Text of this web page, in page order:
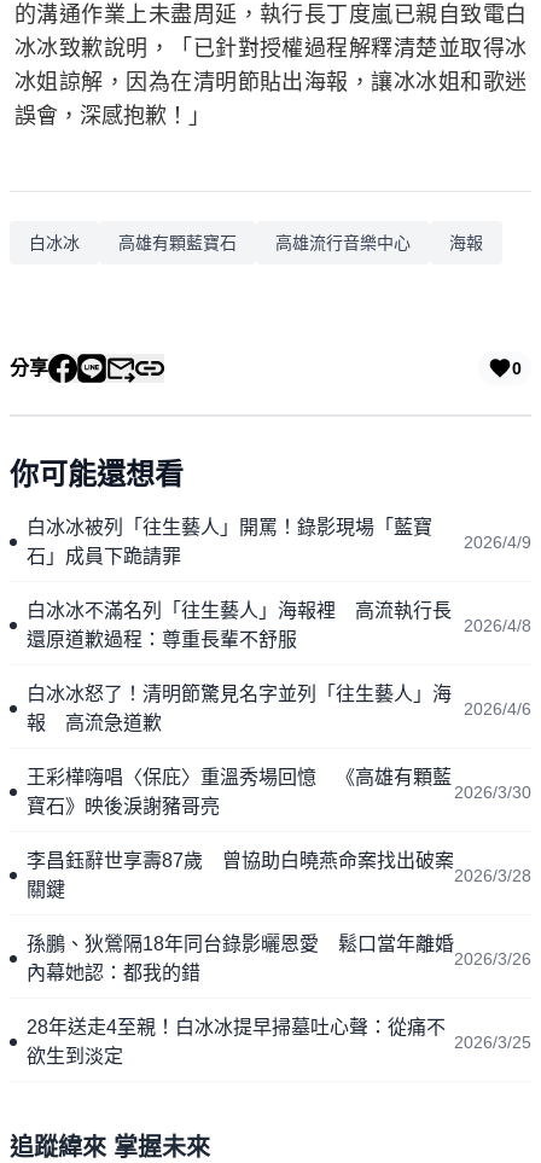
的溝通作業上未盡周延，執行長丁度嵐已親自致電白
冰冰致歉說明，「已針對授權過程解釋清楚並取得冰
冰姐諒解，因為在清明節貼出海報，讓冰冰姐和歌迷
誤會，深感抱歉！」
白冰冰 高雄有顆藍寶石 高雄流行音樂中心 海報
分享 0
你可能還想看
白冰冰被列「往生藝人」開罵！錄影現場「藍寶
石」成員下跪請罪
2026/4/9
白冰冰不滿名列「往生藝人」海報裡 高流執行長
還原道歉過程：尊重長輩不舒服
2026/4/8
白冰冰怒了！清明節驚見名字並列「往生藝人」海
報 高流急道歉
2026/4/6
王彩樺嗨唱〈保庇〉重溫秀場回憶 《高雄有顆藍
寶石》映後淚謝豬哥亮
2026/3/30
李昌鈺辭世享壽87歲 曾協助白曉燕命案找出破案
關鍵
2026/3/28
孫鵬、狄鶯隔18年同台錄影曬恩愛 鬆口當年離婚
內幕她認：都我的錯
2026/3/26
28年送走4至親！白冰冰提早掃墓吐心聲：從痛不
欲生到淡定
2026/3/25
追蹤緯來 掌握未來